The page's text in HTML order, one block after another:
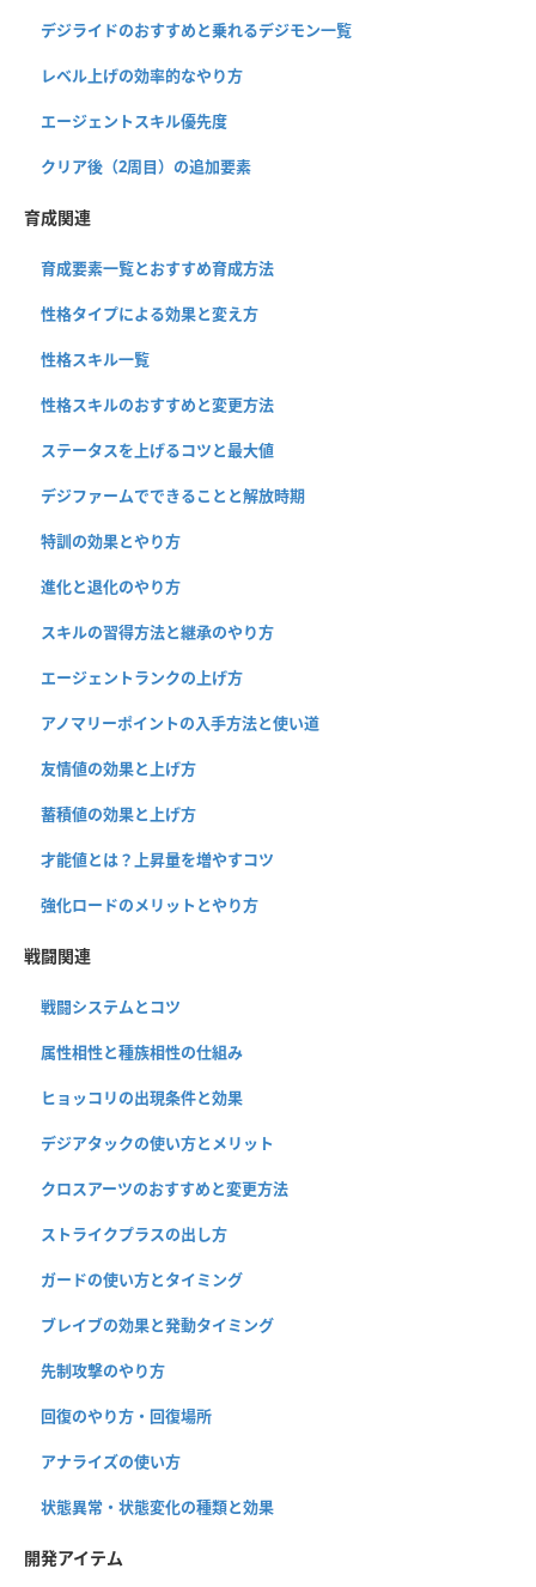
デジライドのおすすめと乗れるデジモン一覧
レベル上げの効率的なやり方
エージェントスキル優先度
クリア後（2周目）の追加要素
育成関連
育成要素一覧とおすすめ育成方法
性格タイプによる効果と変え方
性格スキル一覧
性格スキルのおすすめと変更方法
ステータスを上げるコツと最大値
デジファームでできることと解放時期
特訓の効果とやり方
進化と退化のやり方
スキルの習得方法と継承のやり方
エージェントランクの上げ方
アノマリーポイントの入手方法と使い道
友情値の効果と上げ方
蓄積値の効果と上げ方
才能値とは？上昇量を増やすコツ
強化ロードのメリットとやり方
戦闘関連
戦闘システムとコツ
属性相性と種族相性の仕組み
ヒョッコリの出現条件と効果
デジアタックの使い方とメリット
クロスアーツのおすすめと変更方法
ストライクプラスの出し方
ガードの使い方とタイミング
ブレイブの効果と発動タイミング
先制攻撃のやり方
回復のやり方・回復場所
アナライズの使い方
状態異常・状態変化の種類と効果
開発アイテム